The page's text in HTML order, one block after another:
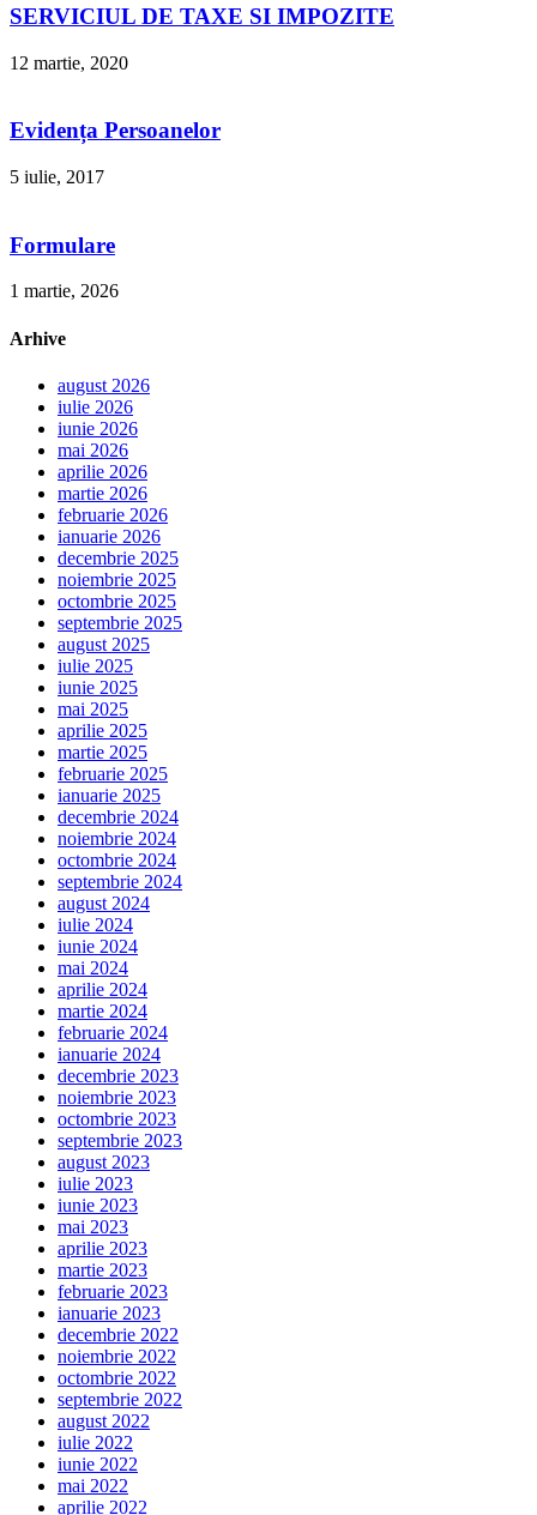
SERVICIUL DE TAXE SI IMPOZITE
12 martie, 2020
Evidența Persoanelor
5 iulie, 2017
Formulare
1 martie, 2026
Arhive
august 2026
iulie 2026
iunie 2026
mai 2026
aprilie 2026
martie 2026
februarie 2026
ianuarie 2026
decembrie 2025
noiembrie 2025
octombrie 2025
septembrie 2025
august 2025
iulie 2025
iunie 2025
mai 2025
aprilie 2025
martie 2025
februarie 2025
ianuarie 2025
decembrie 2024
noiembrie 2024
octombrie 2024
septembrie 2024
august 2024
iulie 2024
iunie 2024
mai 2024
aprilie 2024
martie 2024
februarie 2024
ianuarie 2024
decembrie 2023
noiembrie 2023
octombrie 2023
septembrie 2023
august 2023
iulie 2023
iunie 2023
mai 2023
aprilie 2023
martie 2023
februarie 2023
ianuarie 2023
decembrie 2022
noiembrie 2022
octombrie 2022
septembrie 2022
august 2022
iulie 2022
iunie 2022
mai 2022
aprilie 2022